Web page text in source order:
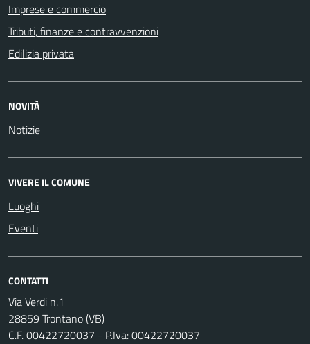
Imprese e commercio
Tributi, finanze e contravvenzioni
Edilizia privata
NOVITÀ
Notizie
VIVERE IL COMUNE
Luoghi
Eventi
CONTATTI
Via Verdi n.1
28859 Trontano (VB)
C.F. 00422720037 - P.Iva: 00422720037